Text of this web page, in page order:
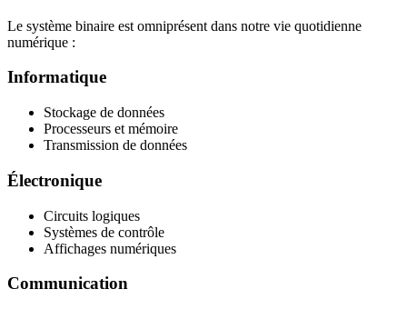
Le système binaire est omniprésent dans notre vie quotidienne
numérique :
Informatique
Stockage de données
Processeurs et mémoire
Transmission de données
Électronique
Circuits logiques
Systèmes de contrôle
Affichages numériques
Communication